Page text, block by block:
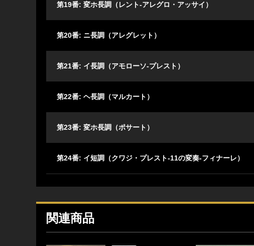
第19番: 変ホ長調（レント-アレグロ・アッサイ）
第20番: ニ長調（アレグレット）
第21番: イ長調（アモローソ-プレスト）
第22番: ヘ長調（マルカート）
第23番: 変ホ長調（ポサート）
第24番: イ短調（クワジ・プレスト-11の変奏-フィナーレ）
関連商品